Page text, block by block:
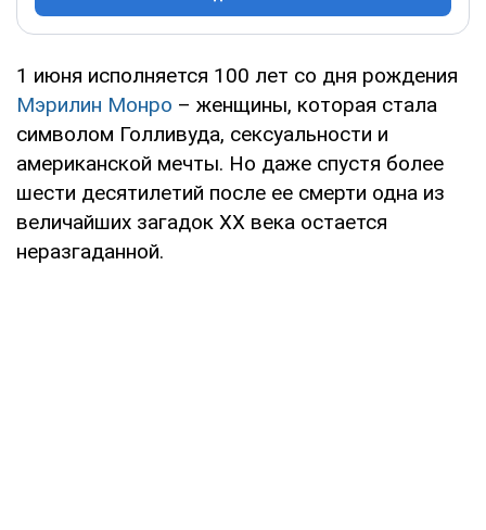
1 июня исполняется 100 лет со дня рождения
Мэрилин Монро – женщины, которая стала
символом Голливуда, сексуальности и
американской мечты. Но даже спустя более
шести десятилетий после ее смерти одна из
величайших загадок XX века остается
неразгаданной.